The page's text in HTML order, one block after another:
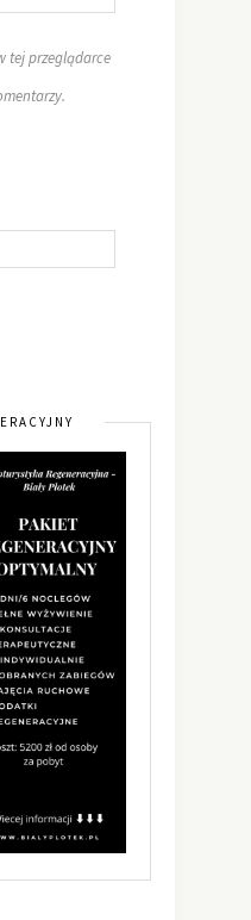
tej przeglądarce